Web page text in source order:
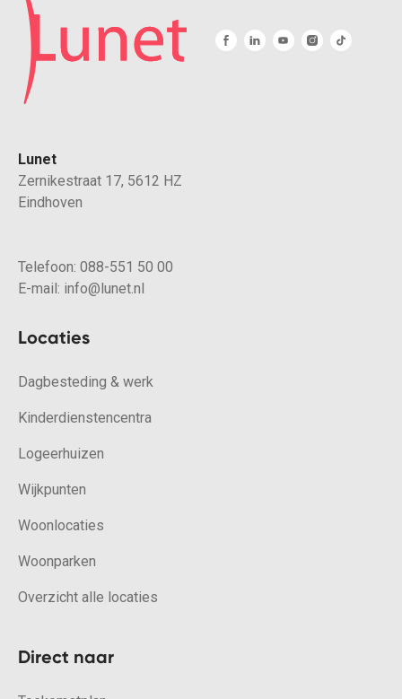
Lunet
Zernikestraat 17, 5612 HZ
Eindhoven
Telefoon: 088-551 50 00
E-mail: info@lunet.nl
Locaties
Dagbesteding & werk
Kinderdienstencentra
Logeerhuizen
Wijkpunten
Woonlocaties
Woonparken
Overzicht alle locaties
Direct naar